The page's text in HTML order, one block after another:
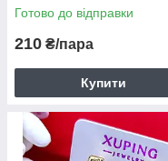
22×13 мм код 6142
Готово до відправки
210 ₴/пара
Купити